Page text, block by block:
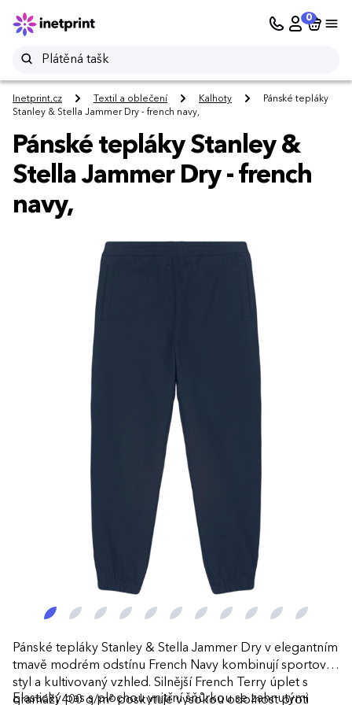
0
Inetprint.cz Textil a oblečení Kalhoty
Pánské tepláky
Stanley & Stella Jammer Dry - french navy,
Pánské tepláky Stanley &
Stella Jammer Dry - french
navy,
Pánské tepláky Stanley & Stella Jammer Dry v elegantním
tmavě modrém odstínu French Navy kombinují sportovní
styl a kultivovaný vzhled. Silnější French Terry úplet s
gramáží 400 g/m² poskytuje vysokou odolnost proti
Elastický pas s plochou vnitřní šňůrkou se zahnutými